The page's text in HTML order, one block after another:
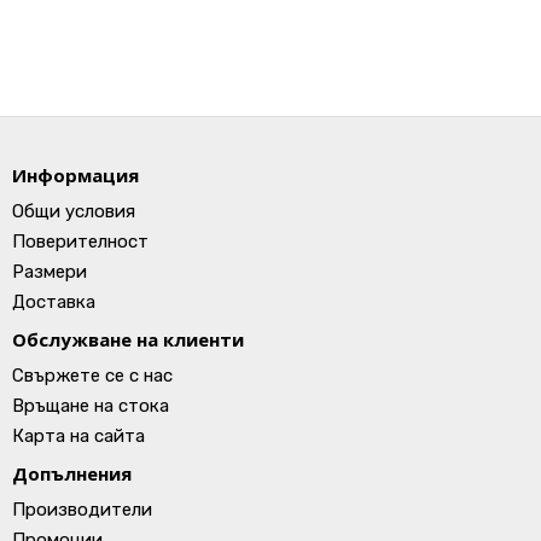
Информация
Общи условия
Поверителност
Размери
Доставка
Обслужване на клиенти
Свържете се с нас
Връщане на стока
Карта на сайта
Допълнения
Производители